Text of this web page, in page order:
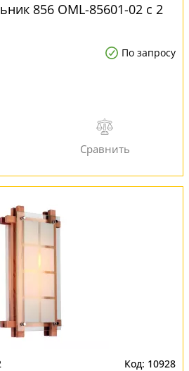
856 OML-85601-02 с 2
По запросу
10928